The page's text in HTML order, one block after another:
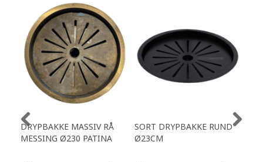
DRYPBAKKE MASSIV RÅ
MESSING Ø230 PATINA
SORT DRYPBAKKE RUND
Ø23CM